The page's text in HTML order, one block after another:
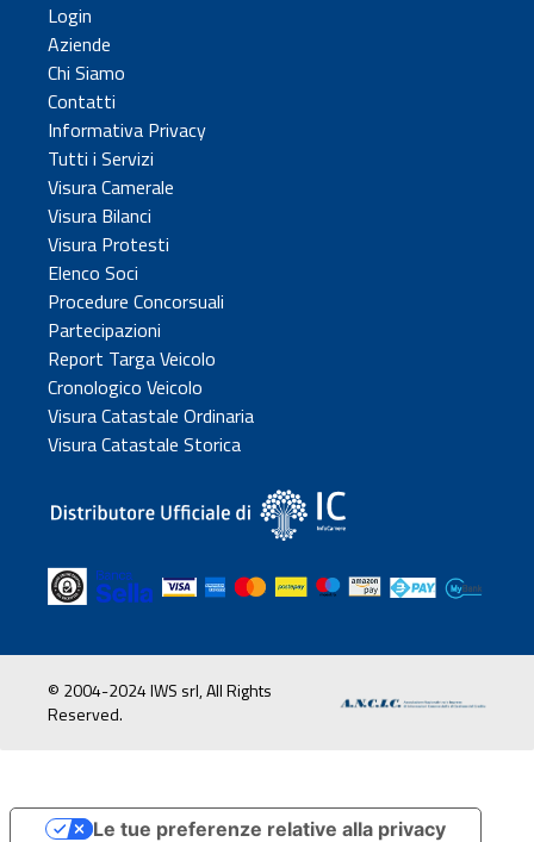
Login
Aziende
Chi Siamo
Contatti
Informativa Privacy
Tutti i Servizi
Visura Camerale
Visura Bilanci
Visura Protesti
Elenco Soci
Procedure Concorsuali
Partecipazioni
Report Targa Veicolo
Cronologico Veicolo
Visura Catastale Ordinaria
Visura Catastale Storica
© 2004-2024 IWS srl, All Rights
Reserved.
Le tue preferenze relative alla privacy